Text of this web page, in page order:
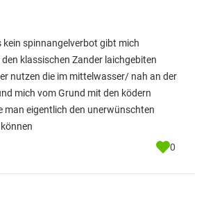
kein spinnangelverbot gibt mich
klassischen Zander laichgebiten
nutzen die im mittelwasser/ nah an der
mich vom Grund mit den ködern
man eigentlich den unerwünschten
0